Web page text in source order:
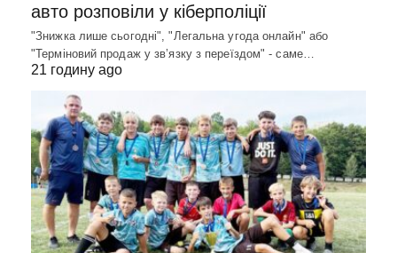
авто розповіли у кіберполіції
"Знижка лише сьогодні", "Легальна угода онлайн" або
"Терміновий продаж у зв’язку з переїздом" - саме…
21 годину ago